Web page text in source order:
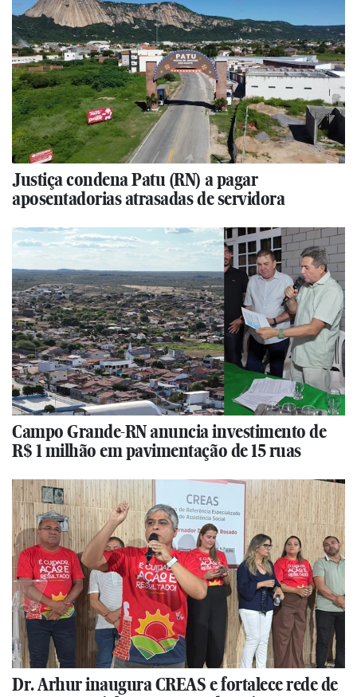
Justiça condena Patu (RN) a pagar
aposentadorias atrasadas de servidora
Campo Grande-RN anuncia investimento de
R$ 1 milhão em pavimentação de 15 ruas
Dr. Arhur inaugura CREAS e fortalece rede de